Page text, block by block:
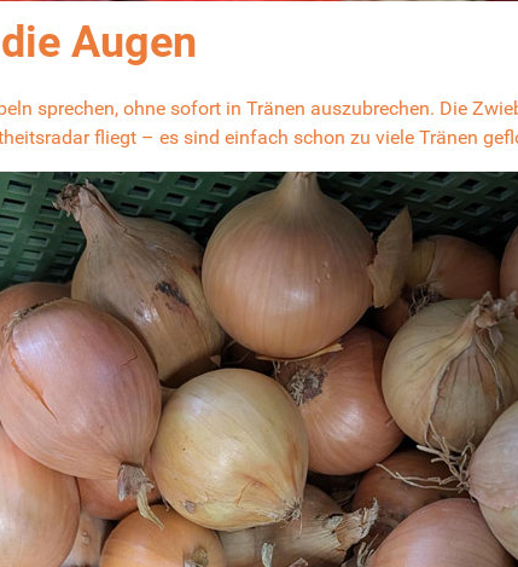
Augen
sprechen, ohne sofort in Tränen auszubrechen. Die
fliegt – es sind einfach schon zu viele Tränen